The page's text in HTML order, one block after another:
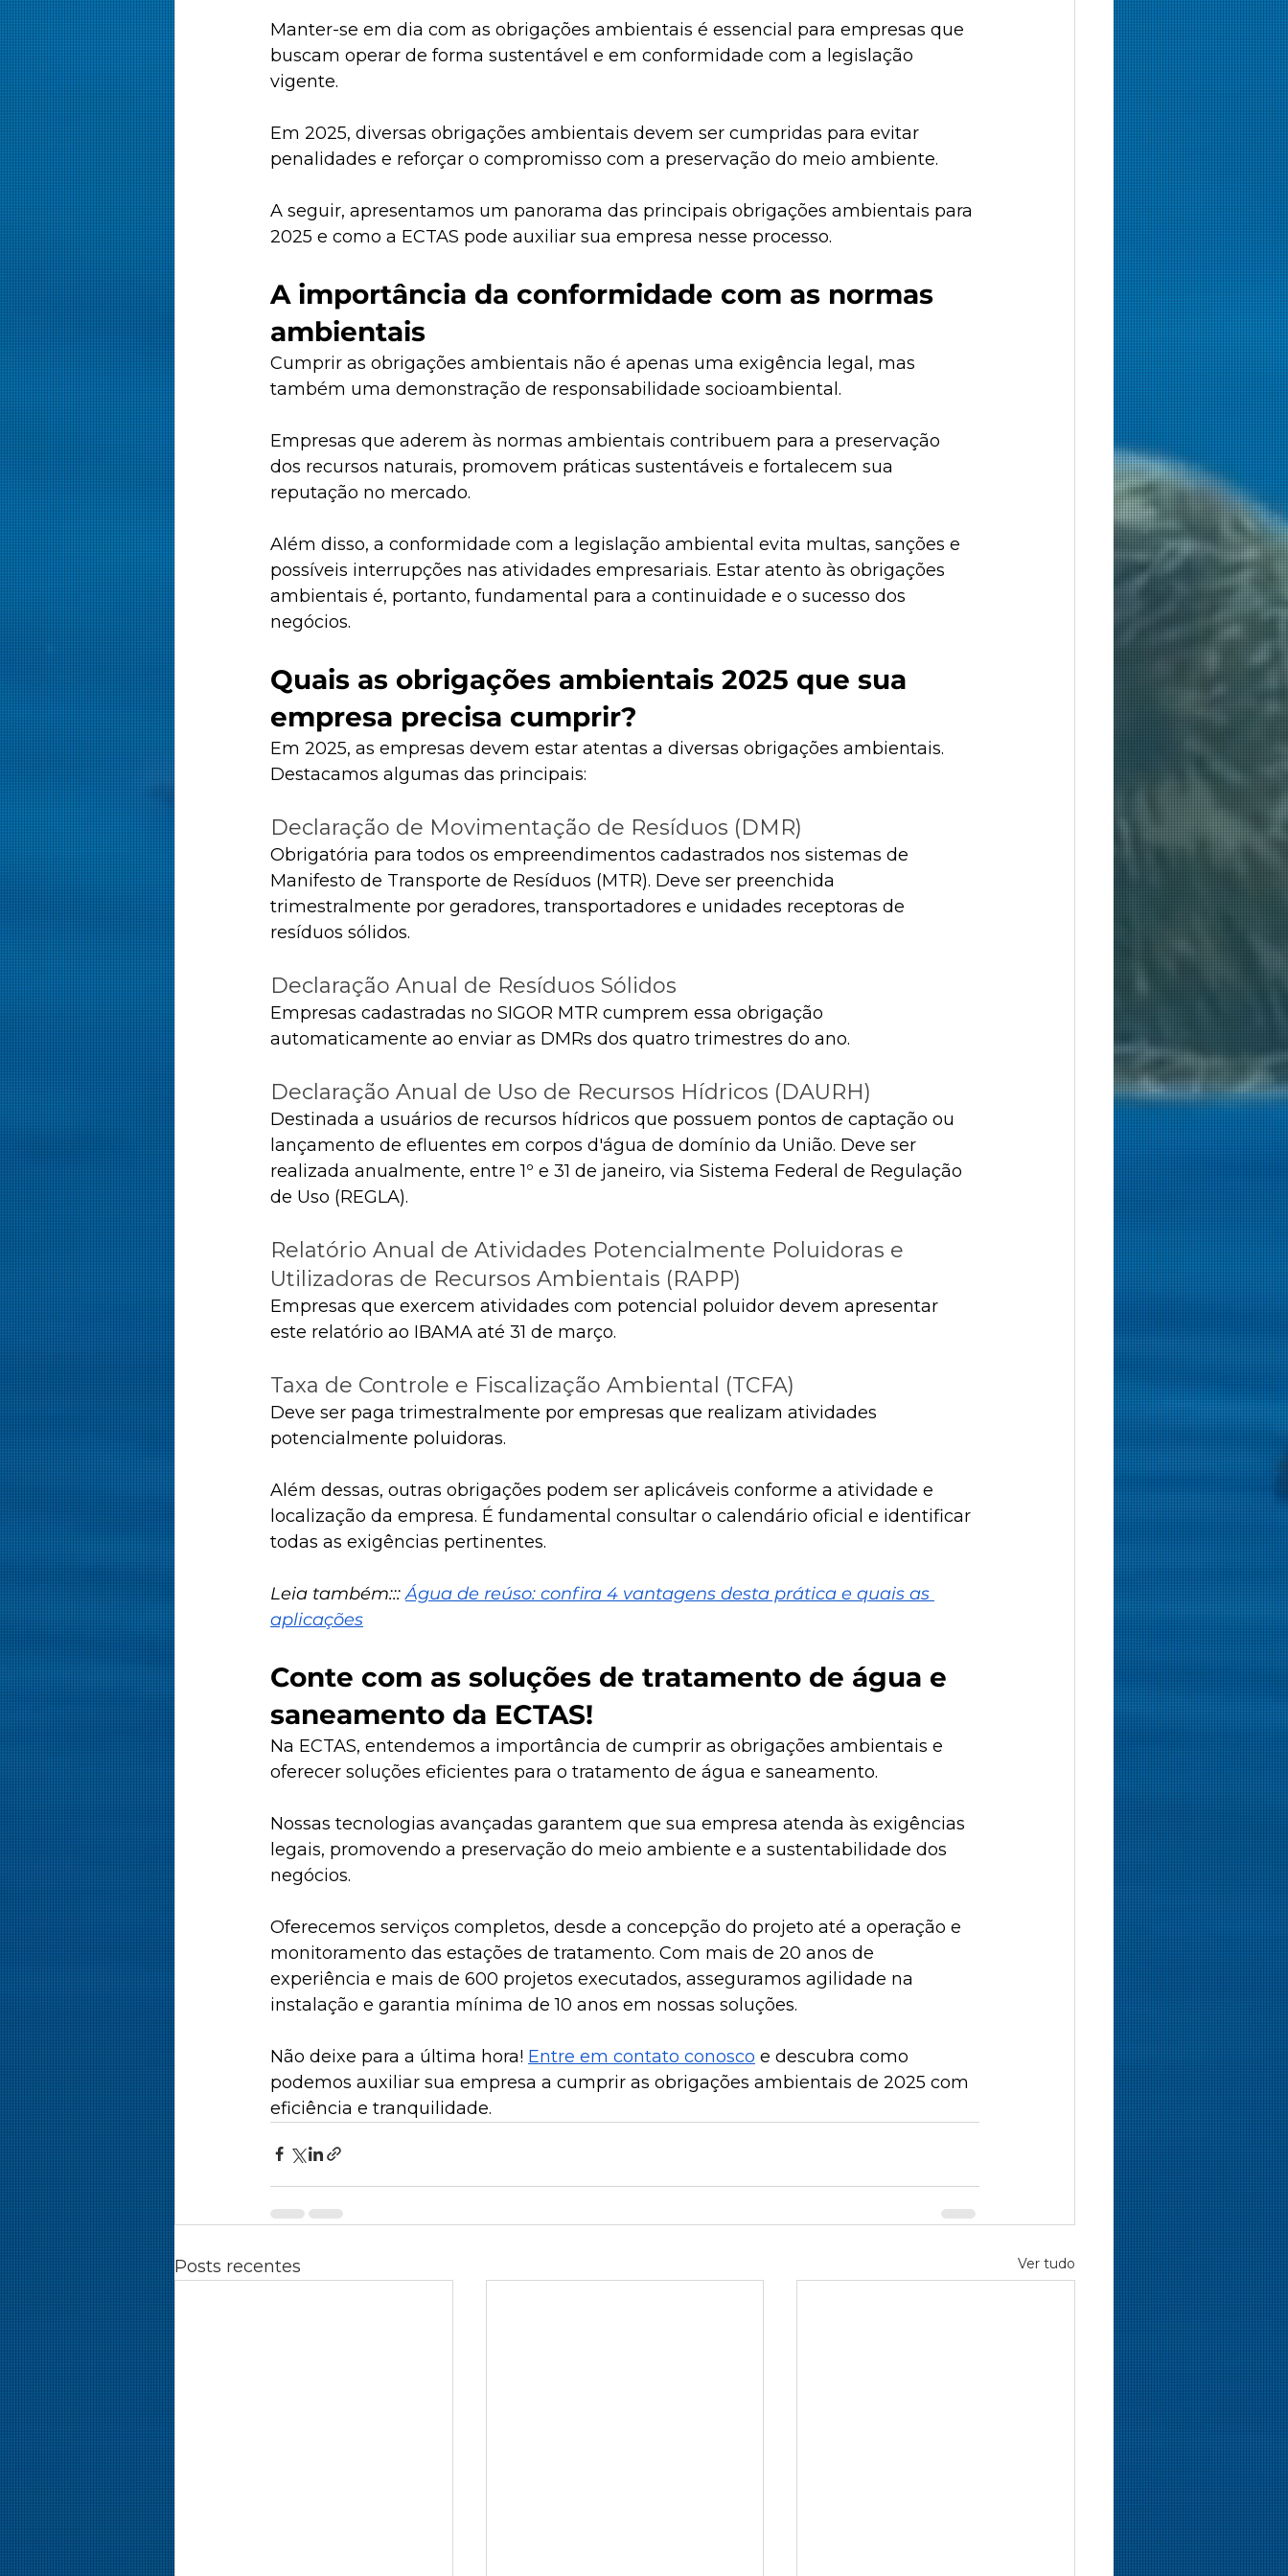
​Manter-se em dia com as obrigações ambientais é essencial para empresas que
buscam operar de forma sustentável e em conformidade com a legislação
vigente.
Em 2025, diversas obrigações ambientais devem ser cumpridas para evitar
penalidades e reforçar o compromisso com a preservação do meio ambiente.
A seguir, apresentamos um panorama das principais obrigações ambientais para
2025 e como a ECTAS pode auxiliar sua empresa nesse processo.​
A importância da conformidade com as normas
ambientais
Cumprir as obrigações ambientais não é apenas uma exigência legal, mas
também uma demonstração de responsabilidade socioambiental.
Empresas que aderem às normas ambientais contribuem para a preservação
dos recursos naturais, promovem práticas sustentáveis e fortalecem sua
reputação no mercado.​
Além disso, a conformidade com a legislação ambiental evita multas, sanções e
possíveis interrupções nas atividades empresariais. Estar atento às obrigações
ambientais é, portanto, fundamental para a continuidade e o sucesso dos
negócios.​
Quais as obrigações ambientais 2025 que sua
empresa precisa cumprir?
Em 2025, as empresas devem estar atentas a diversas obrigações ambientais.
Destacamos algumas das principais:​
Declaração de Movimentação de Resíduos (DMR)
Obrigatória para todos os empreendimentos cadastrados nos sistemas de
Manifesto de Transporte de Resíduos (MTR). Deve ser preenchida
trimestralmente por geradores, transportadores e unidades receptoras de
resíduos sólidos. ​
Declaração Anual de Resíduos Sólidos
Empresas cadastradas no SIGOR MTR cumprem essa obrigação
automaticamente ao enviar as DMRs dos quatro trimestres do ano. ​
Declaração Anual de Uso de Recursos Hídricos (DAURH)
Destinada a usuários de recursos hídricos que possuem pontos de captação ou
lançamento de efluentes em corpos d'água de domínio da União. Deve ser
realizada anualmente, entre 1º e 31 de janeiro, via Sistema Federal de Regulação
de Uso (REGLA). ​
Relatório Anual de Atividades Potencialmente Poluidoras e
Utilizadoras de Recursos Ambientais (RAPP)
Empresas que exercem atividades com potencial poluidor devem apresentar
este relatório ao IBAMA até 31 de março. ​
Taxa de Controle e Fiscalização Ambiental (TCFA)
Deve ser paga trimestralmente por empresas que realizam atividades
potencialmente poluidoras. ​
Além dessas, outras obrigações podem ser aplicáveis conforme a atividade e
localização da empresa. É fundamental consultar o calendário oficial e identificar
todas as exigências pertinentes. ​
Leia também::: Água de reúso: confira 4 vantagens desta prática e quais as
aplicações
Conte com as soluções de tratamento de água e
saneamento da ECTAS!
Na ECTAS, entendemos a importância de cumprir as obrigações ambientais e
oferecer soluções eficientes para o tratamento de água e saneamento.
Nossas tecnologias avançadas garantem que sua empresa atenda às exigências
legais, promovendo a preservação do meio ambiente e a sustentabilidade dos
negócios.​
Oferecemos serviços completos, desde a concepção do projeto até a operação e
monitoramento das estações de tratamento. Com mais de 20 anos de
experiência e mais de 600 projetos executados, asseguramos agilidade na
instalação e garantia mínima de 10 anos em nossas soluções.​
Não deixe para a última hora! Entre em contato conosco e descubra como
podemos auxiliar sua empresa a cumprir as obrigações ambientais de 2025 com
eficiência e tranquilidade.​
Posts recentes Ver tudo